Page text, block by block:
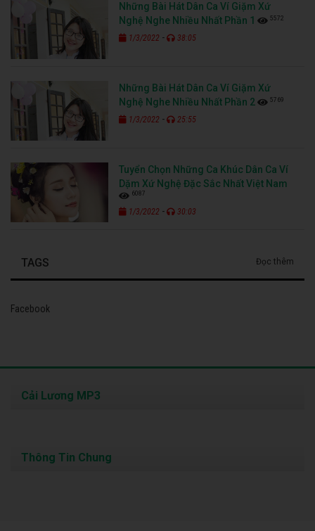
Những Bài Hát Dân Ca Ví Giặm Xứ
Nghệ Nghe Nhiều Nhất Phần 1
5572
1/3/2022 - 38:05
Những Bài Hát Dân Ca Ví Giặm Xứ
Nghệ Nghe Nhiều Nhất Phần 2
5769
1/3/2022 - 25:55
Tuyển Chọn Những Ca Khúc Dân Ca Ví
Dặm Xứ Nghệ Đặc Sắc Nhất Việt Nam
6087
1/3/2022 - 30:03
TAGS Đọc thêm
Facebook
Cải Lương MP3
Thông Tin Chung